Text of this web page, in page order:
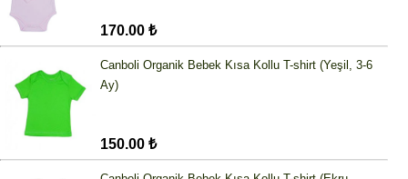
170.00 ₺
Canboli Organik Bebek Kısa Kollu T-shirt (Yeşil, 3-6
Ay)
150.00 ₺